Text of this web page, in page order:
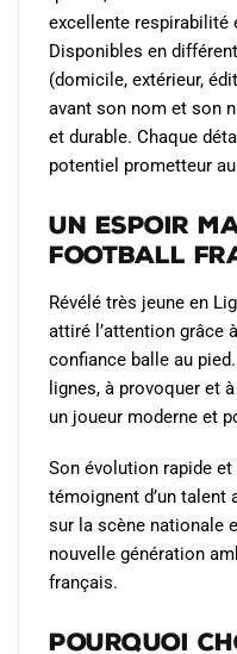
excellente respirabilité
Disponibles en
(domicile, extérieur,
avant son nom et son
et durable. Chaque
potentiel prometteur
Un espoir
football
Révélé très jeune en
attiré l’attention grâce
confiance balle au
lignes, à provoquer et
un joueur moderne et
Son évolution rapide
témoignent d’un talent
sur la scène nationale
nouvelle génération
français.
Pourquoi